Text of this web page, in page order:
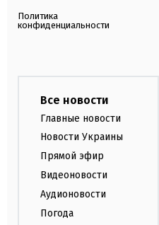
Политика
конфиденциальности
Все новости
Главные новости
Новости Украины
Прямой эфир
Видеоновости
Аудионовости
Погода